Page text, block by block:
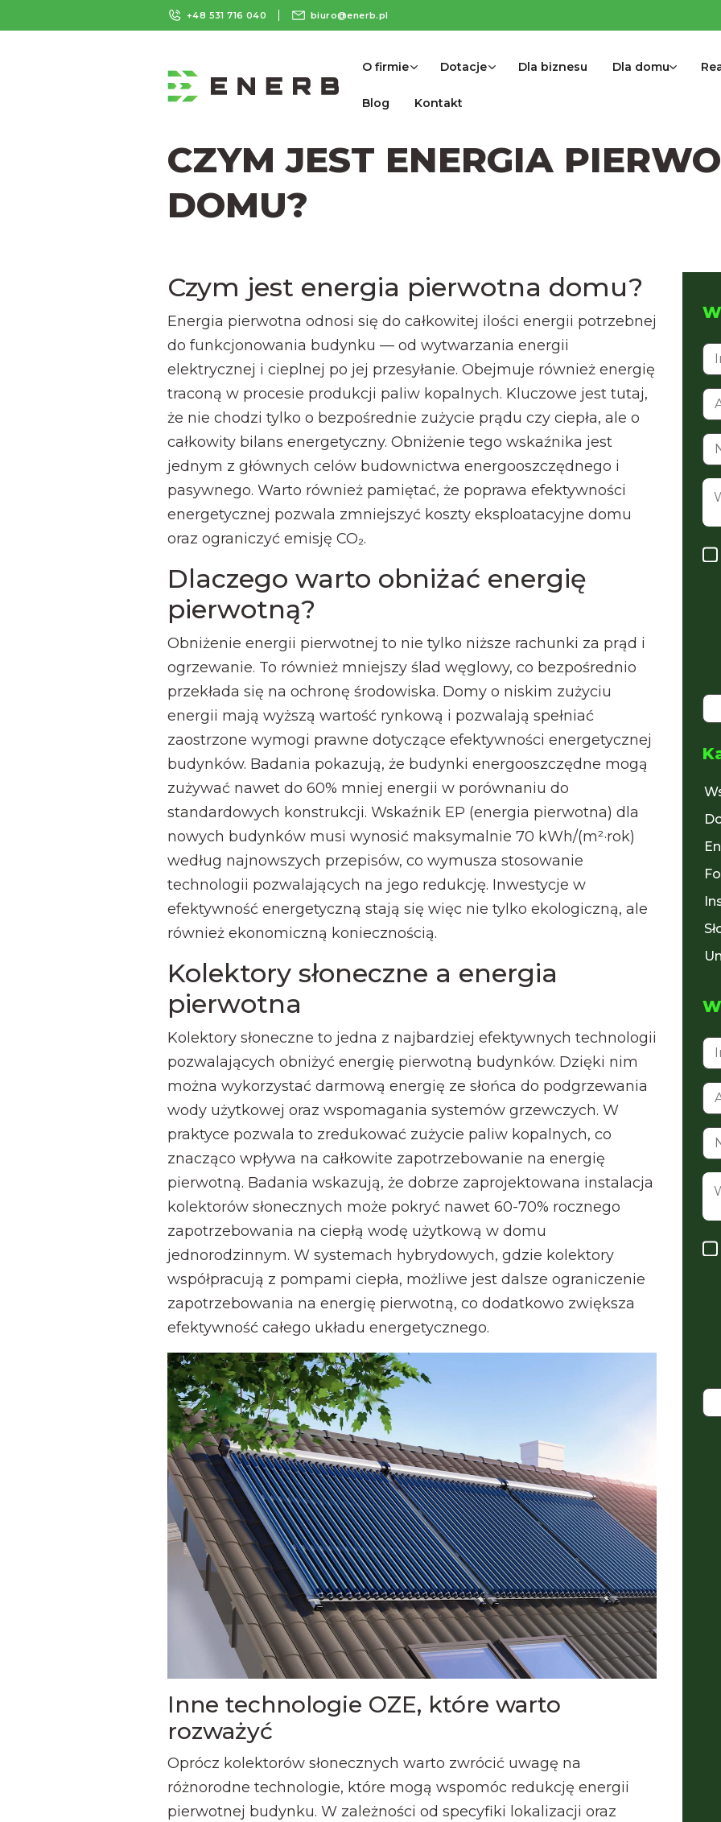
+48 531 716 040 biuro@enerb.pl
O firmie Dotacje Dla biznesu Dla domu
Blog Kontakt
CZYM JEST ENERGIA
DOMU?
Czym jest energia pierwotna domu?
Energia pierwotna odnosi się do całkowitej ilości energii potrzebnej
do funkcjonowania budynku — od wytwarzania energii
elektrycznej i cieplnej po jej przesyłanie. Obejmuje również energię
traconą w procesie produkcji paliw kopalnych. Kluczowe jest tutaj,
że nie chodzi tylko o bezpośrednie zużycie prądu czy ciepła, ale o
całkowity bilans energetyczny. Obniżenie tego wskaźnika jest
jednym z głównych celów budownictwa energooszczędnego i
pasywnego. Warto również pamiętać, że poprawa efektywności
energetycznej pozwala zmniejszyć koszty eksploatacyjne domu
oraz ograniczyć emisję CO₂.
Dlaczego warto obniżać energię
pierwotną?
Obniżenie energii pierwotnej to nie tylko niższe rachunki za prąd i
ogrzewanie. To również mniejszy ślad węglowy, co bezpośrednio
przekłada się na ochronę środowiska. Domy o niskim zużyciu
energii mają wyższą wartość rynkową i pozwalają spełniać
zaostrzone wymogi prawne dotyczące efektywności energetycznej
budynków. Badania pokazują, że budynki energooszczędne mogą
zużywać nawet do 60% mniej energii w porównaniu do
standardowych konstrukcji. Wskaźnik EP (energia pierwotna) dla
nowych budynków musi wynosić maksymalnie 70 kWh/(m²·rok)
według najnowszych przepisów, co wymusza stosowanie
technologii pozwalających na jego redukcję. Inwestycje w
efektywność energetyczną stają się więc nie tylko ekologiczną, ale
również ekonomiczną koniecznością.
Kolektory słoneczne a energia
pierwotna
Kolektory słoneczne to jedna z najbardziej efektywnych technologii
pozwalających obniżyć energię pierwotną budynków. Dzięki nim
można wykorzystać darmową energię ze słońca do podgrzewania
wody użytkowej oraz wspomagania systemów grzewczych. W
praktyce pozwala to zredukować zużycie paliw kopalnych, co
znacząco wpływa na całkowite zapotrzebowanie na energię
pierwotną. Badania wskazują, że dobrze zaprojektowana instalacja
kolektorów słonecznych może pokryć nawet 60-70% rocznego
zapotrzebowania na ciepłą wodę użytkową w domu
jednorodzinnym. W systemach hybrydowych, gdzie kolektory
współpracują z pompami ciepła, możliwe jest dalsze ograniczenie
zapotrzebowania na energię pierwotną, co dodatkowo zwiększa
efektywność całego układu energetycznego.
Inne technologie OZE, które warto
rozważyć
Oprócz kolektorów słonecznych warto zwrócić uwagę na
różnorodne technologie, które mogą wspomóc redukcję energii
pierwotnej budynku. W zależności od specyfiki lokalizacji oraz